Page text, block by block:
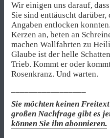
Wir einigen uns darauf,
Sie sind enttäuscht
Angaben entlocken
Kerzen an, beten an
machen Wallfahrten zu
Glaube ist der helle
Trieb. Kommt er oder
Rosenkranz. Und warten.
Sie möchten keinen
großen Nachfrage gibt es
können Sie ihn abonnieren.